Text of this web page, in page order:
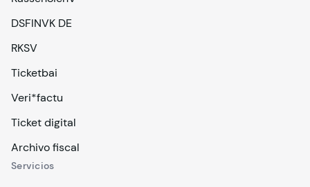
DSFINVK DE
RKSV
Ticketbai
Veri*factu
Ticket digital
Archivo fiscal
Servicios